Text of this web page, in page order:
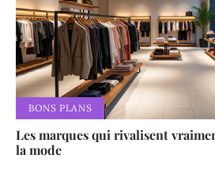
BONS PLANS
Les marques qui rivalisent
la mode